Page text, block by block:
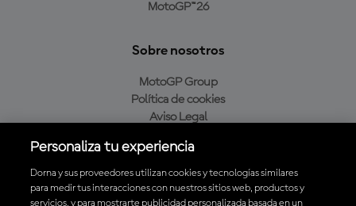
MotoGP™26
Sobre nosotros
MotoGP Group
Política de cookies
Aviso Legal
Política de compra
Personaliza tu experiencia
Dorna y sus proveedores utilizan cookies y tecnologías similares
para medir tus interacciones con nuestros sitios web, productos y
servicios, y para mostrarte publicidad personalizada basada en un